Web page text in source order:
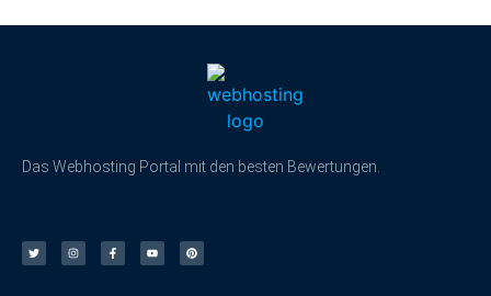
Das Webhosting Portal mit den besten Bewertungen.